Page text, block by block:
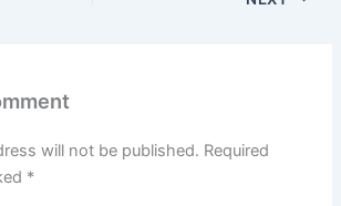
will not be published. Required
*